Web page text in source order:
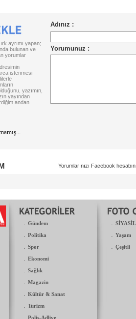
ayrımı yapan;
bulunan ve
yorumlar
istenmesi
yazımın,
yayından
andan
Yorumlarınızı Facebook
. Gündem
. Politika
. Spor
. Ekonomi
. Sağlık
. Magazin
. Kültür & Sanat
. Turizm
. Polis-Adliye
.
. Yaşam
. Çeşitli